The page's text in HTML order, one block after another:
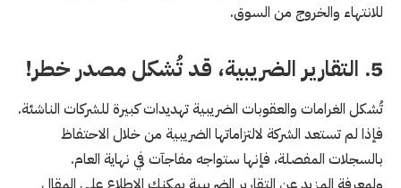
للانتهاء والخروج من السوق.
5. التقارير الضريبية، قد تُشكل مصدر خطر!
تُشكل الغرامات والعقوبات الضريبية تهديدات كبيرة للشركات الناشئة.
فإذا لم تستعد الشركة لالتزاماتها الضريبية من خلال الاحتفاظ
بالسجلات المفصلة، فإنها ستواجه مفاجآت في نهاية العام.